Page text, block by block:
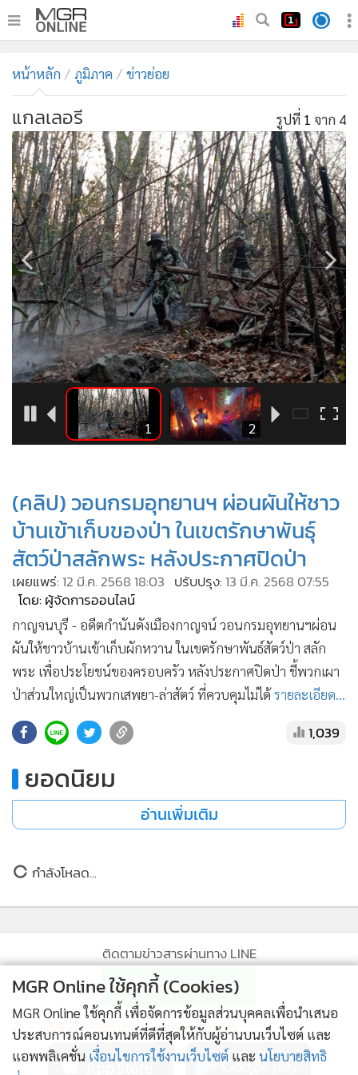
ทันเหตุการณ์
• ภาคใต้
• ภูมิภาค
• Online Section
• บันเทิง
• ผู้จัดการรายวัน
• คอลัมนิสต์
• ละคร
• CbizReview
• Cyber BIZ
• ผู้จัดกวน
•
Good health & Well-being
• Green Innovation & SD
Management & HR
MGR Live
• ท่องเที่ยว
• กีฬา
• ต่างประเทศ
• Special Scoop
เศรษฐกิจ-ธุรกิจ
• จีน
• ชุมชน-คุณภาพชีวิต
• อาชญากรรม
• Motoring
• เกม
SMEs
• หุ้น
• อินโดจีน
• Celeb Online
• Factcheck
• ญี่ปุ่น
• Gotomanager
(คลิป) วอนกรมอุทยานฯ ผ่อนผันให้ชาว
บ้านเข้าเก็บของป่า ในเขตรักษาพันธุ์
สัตว์ป่าสลักพระ หลังประกาศปิดป่า
เผยแพร่: 12 มี.ค. 2568 18:03 ปรับปรุง: 13 มี.ค. 2568 07:55
โดย: ผู้จัดการออนไลน์
กาญจนบุรี - อดีตกำนันดังเมืองกาญจน์ วอนกรมอุทยานฯผ่อน
ผันให้ชาวบ้านเข้าเก็บผักหวาน ในเขตรักษาพันธ์สัตว์ป่า สลัก
พระ เพื่อประโยชน์ของครอบครัว หลังประกาศปิดป่า ชี้พวกเผา
ป่าส่วนใหญ่เป็นพวกเสพยา-ล่าสัตว์ ที่ควบคุมไม่ได้รายละเอียด...
1,039
ยอดนิยม
อ่านเพิ่มเติม
กำลังโหลด...
หน้าหลัก ภูมิภาค ข่าวย่อย
แกลเลอรี รูปที่ 1 จาก 4
1 2
ติดตามข่าวสารผ่านทาง LINE
MGR Online Application
MGR Online ใช้คุกกี้ (Cookies)
MGR Online ใช้คุกกี้ เพื่อจัดการข้อมูลส่วนบุคคลเพื่อนำเสนอ
ประสบการณ์คอนเทนต์ที่ดีที่สุดให้กับผู้อ่านบนเว็บไซต์ และ
แอพพลิเคชั่น เงื่อนไขการใช้งานเว็บไซต์ และ นโยบายสิทธิ